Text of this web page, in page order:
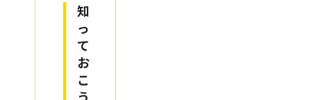
知
っ
て
お
こ
う